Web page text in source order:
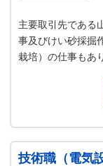
主要取引先である
事及びけい砂採掘
栽培）の仕事もあ
技術職（電気